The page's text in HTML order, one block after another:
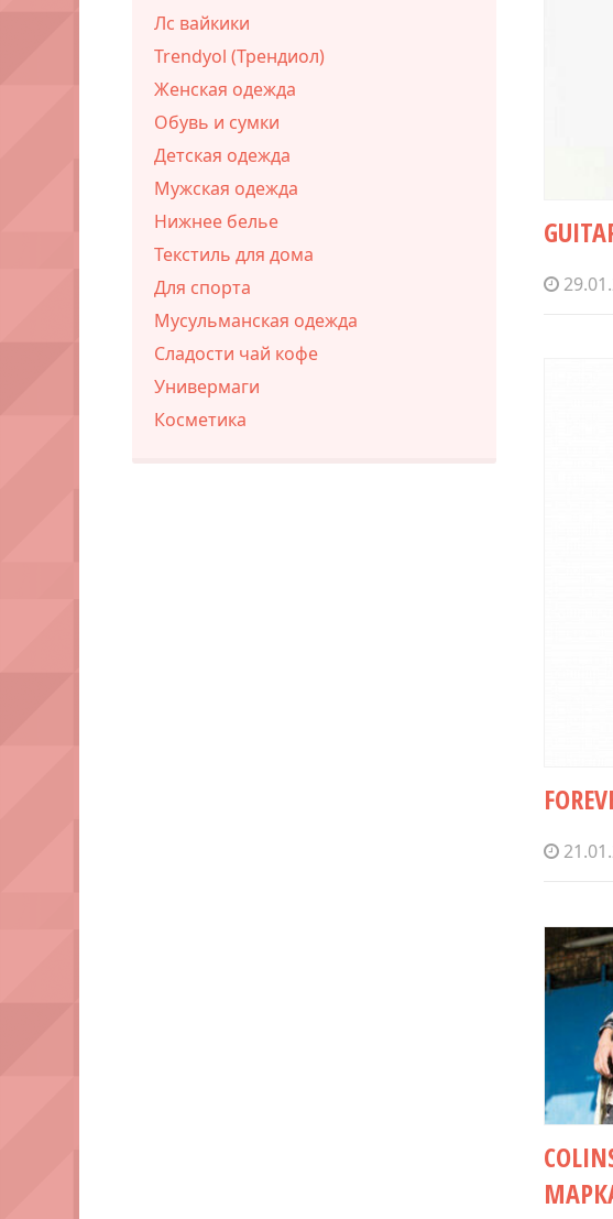
Лс вайкики
Trendyol (Трендиол)
Женская одежда
Обувь и сумки
Детская одежда
Мужская одежда
Нижнее белье
Текстиль для дома
Для спорта
Мусульманская одежда
Сладости чай кофе
Универмаги
Косметика